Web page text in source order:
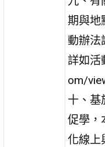
期與地
動辦法
詳如活
om/
十、基
促學，
化線上